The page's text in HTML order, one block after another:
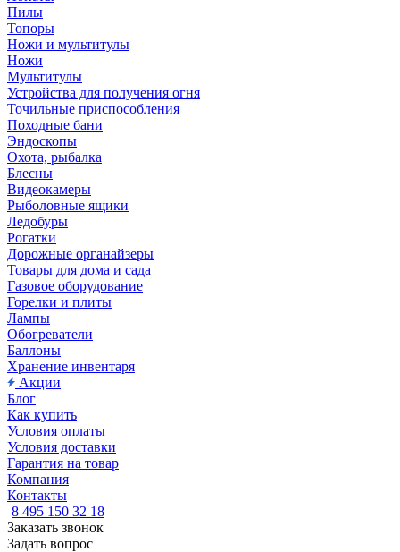
Пилы
Топоры
Ножи и мультитулы
Ножи
Мультитулы
Устройства для получения огня
Точильные приспособления
Походные бани
Эндоскопы
Охота, рыбалка
Блесны
Видеокамеры
Рыболовные ящики
Ледобуры
Рогатки
Дорожные органайзеры
Товары для дома и сада
Газовое оборудование
Горелки и плиты
Лампы
Обогреватели
Баллоны
Хранение инвентаря
Акции
Блог
Как купить
Условия оплаты
Условия доставки
Гарантия на товар
Компания
Контакты
8 495 150 32 18
Заказать звонок
Задать вопрос